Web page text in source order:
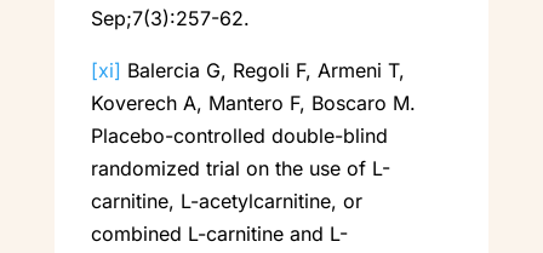
Sep;7(3):257-62.
[xi] Balercia G, Regoli F, Armeni T,
Koverech A, Mantero F, Boscaro M.
Placebo-controlled double-blind
randomized trial on the use of L-
carnitine, L-acetylcarnitine, or
combined L-carnitine and L-